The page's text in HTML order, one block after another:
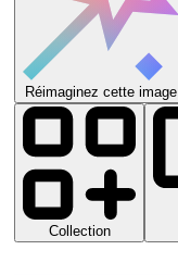
Réimaginez cette image
Collection